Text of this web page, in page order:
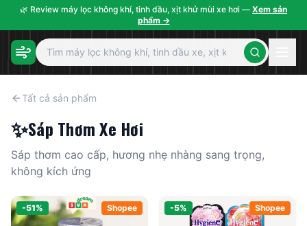
🌿 Review máy lọc không khí, tinh dầu, xịt khử mùi xe hơi — Xem sản
phẩm →
Tất cả sản phẩm
✨Sáp Thơm Xe Hơi
Sáp thơm cao cấp, hương nhẹ nhàng sang trọng,
không kích ứng
-51% Shopee -5% Shopee